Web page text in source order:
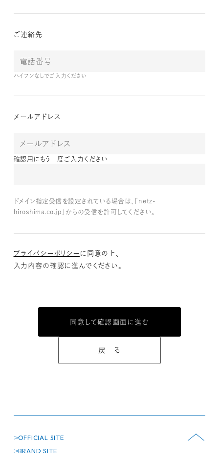
ご連絡先
ハイフンなしでご入力ください
メールアドレス
ドメイン指定受信を設定されている場合は、「netz-
hiroshima.co.jp」からの受信を許可してください。
確認用にもう一度ご入力ください
プライバシーポリシー に同意の上、
入力内容の確認に進んでください。
戻 る
OFFICIAL SITE
BRAND SITE